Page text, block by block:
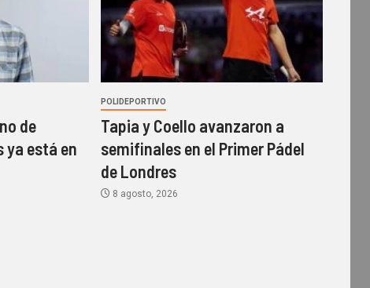
de
ya está en
POLIDEPORTIVO
Tapia y Coello avanzaron a
semifinales en el Primer Pádel
de Londres
8 agosto, 2026